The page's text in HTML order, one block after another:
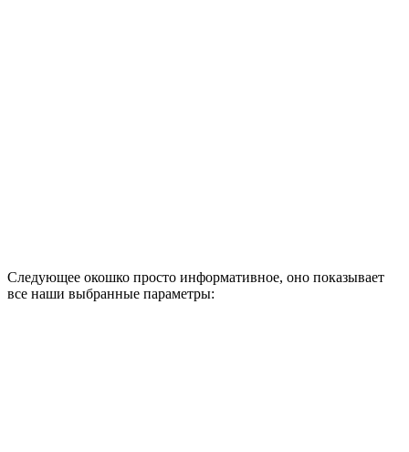
Следующее окошко просто информативное, оно показывает
все наши выбранные параметры: